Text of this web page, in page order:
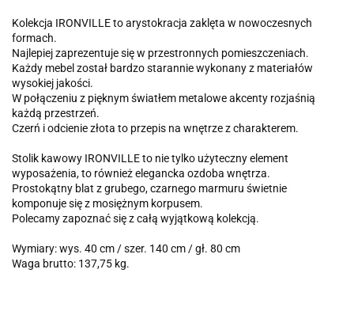
Kolekcja IRONVILLE to arystokracja zaklęta w nowoczesnych
formach.
Najlepiej zaprezentuje się w przestronnych pomieszczeniach.
Każdy mebel został bardzo starannie wykonany z materiałów
wysokiej jakości.
W połączeniu z pięknym światłem metalowe akcenty rozjaśnią
każdą przestrzeń.
Czerń i odcienie złota to przepis na wnętrze z charakterem.
Stolik kawowy IRONVILLE to nie tylko użyteczny element
wyposażenia, to również elegancka ozdoba wnętrza.
Prostokątny blat z grubego, czarnego marmuru świetnie
komponuje się z mosiężnym korpusem.
Polecamy zapoznać się z całą wyjątkową kolekcją.
Wymiary: wys. 40 cm / szer. 140 cm / gł. 80 cm
Waga brutto: 137,75 kg.